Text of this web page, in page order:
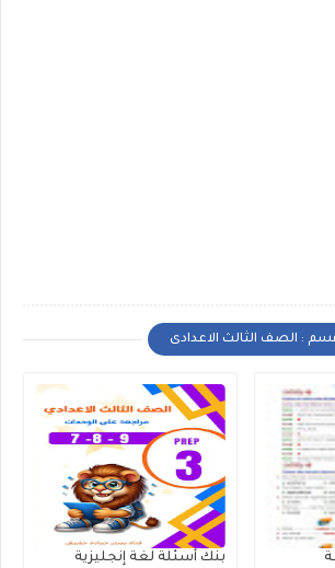
: الصف الثالث الاعدادى
بنك أسئلة لغة إنجليزية